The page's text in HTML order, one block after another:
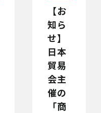
【お
知ら
せ】
日本
貿易
会主
催の
「商